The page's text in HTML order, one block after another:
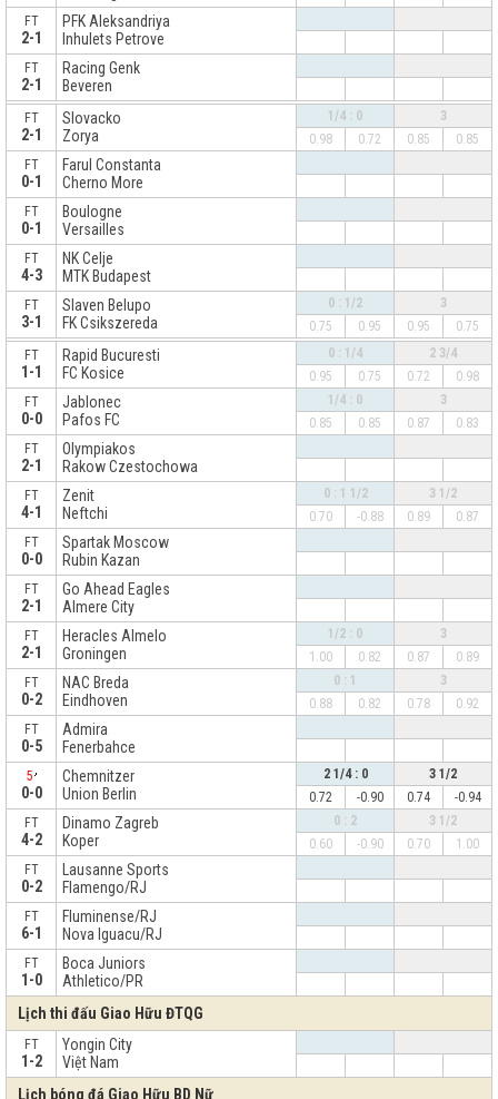
FT
2-1
PFK Aleksandriya
Inhulets Petrove
FT
2-1
Racing Genk
Beveren
x
FT
2-1
Slovacko
Zorya
1/4 : 0
3
0.98
0.72 0.85
0.85
FT
0-1
Farul Constanta
Cherno More
FT
0-1
Boulogne
Versailles
FT
4-3
NK Celje
MTK Budapest
FT
3-1
Slaven Belupo
FK Csikszereda
0 : 1/2
3
0.75
0.95 0.95 0.75
x
FT
1-1
Rapid Bucuresti
FC Kosice
0 : 1/4
2 3/4
0.95
0.75 0.72
0.98
FT
0-0
Jablonec
Pafos FC
1/4 : 0
3
0.85
0.85 0.87
0.83
FT
2-1
Olympiakos
Rakow Czestochowa
FT
4-1
Zenit
Neftchi
0 : 1 1/2
3 1/2
0.70
-0.88 0.89
0.87
FT
0-0
Spartak Moscow
Rubin Kazan
FT
2-1
Go Ahead Eagles
Almere City
FT
2-1
Heracles Almelo
Groningen
1/2 : 0
3
1.00
0.82 0.87
0.89
FT
0-2
NAC Breda
Eindhoven
0 : 1
3
0.88
0.82 0.78
0.92
FT
0-5
Admira
Fenerbahce
5
0-0
Chemnitzer
Union Berlin
2 1/4 : 0
3 1/2
0.72
-0.90 0.74
-0.94
FT
4-2
Dinamo Zagreb
Koper
0 : 2
3 1/2
0.60
-0.90 0.70
1.00
FT
0-2
Lausanne Sports
Flamengo/RJ
FT
6-1
Fluminense/RJ
Nova Iguacu/RJ
FT
1-0
Boca Juniors
Athletico/PR
Lịch thi đấu Giao Hữu ĐTQG
FT
1-2
Yongin City
Việt Nam
Lịch bóng đá Giao Hữu BD Nữ